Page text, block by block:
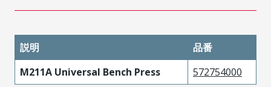
説明
品番
M211A Universal Bench Press
572754000